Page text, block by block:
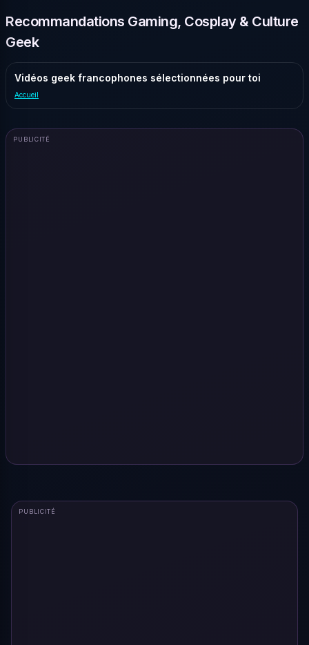
Recommandations Gaming, Cosplay & Culture
Geek
Vidéos geek francophones sélectionnées pour toi
Accueil
PUBLICITÉ
PUBLICITÉ